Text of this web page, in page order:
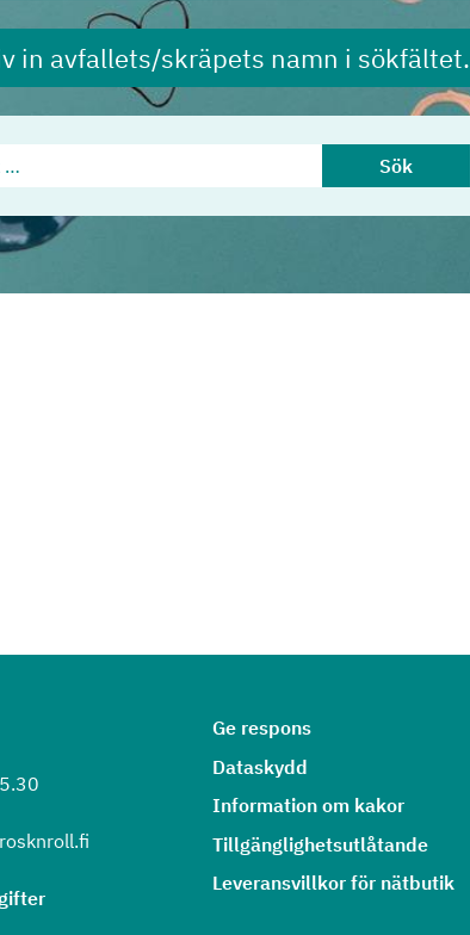
in avfallets/skräpets namn i sökfältet.
Sök
Ge respons
Dataskydd
Information om kakor
Tillgänglighetsutlåtande
Leveransvillkor för nätbutik